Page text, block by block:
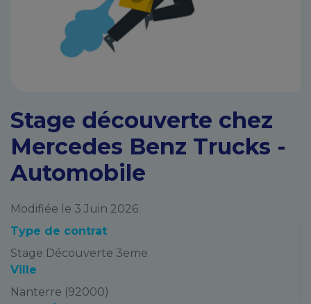
Stage découverte chez
Mercedes Benz Trucks -
Automobile
Modifiée le 3 Juin 2026
Type de contrat
Stage Découverte 3eme
Ville
Nanterre (92000)